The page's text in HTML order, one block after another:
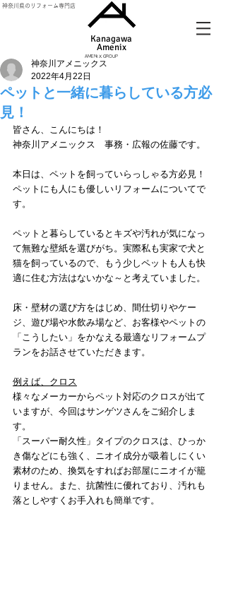
神奈川県のリフォーム専門店
Kanagawa
Amenix​
AMENIX GROUP
ペットと一緒に暮らしている方必
見！
神奈川アメニックス
2022年4月22日
皆さん、こんにちは！
神奈川アメニックス　事務・広報の佐藤です。
本日は、ペットを飼っていらっしゃる方必見！
ペットにも人にも優しいリフォームについてで
す。
ペットと暮らしているとキズや汚れが気になっ
て無難な壁紙を選びがち。実際私も実家で犬と
猫を飼っているので、もう少しペットも人も快
適に住む方法はないかな～と考えていました。
床・壁材の選び方をはじめ、間仕切りやケー
ジ、遊び場や水飲み場など、お客様やペットの
「こうしたい」をかなえる最適なリフォームプ
ランをお話させていただきます。
例えば、クロス
様々なメーカーからペット対応のクロスが出て
いますが、今回はサンゲツさんをご紹介しま
す。
「スーパー耐久性」タイプのクロスは、ひっか
き傷などにも強く、ニオイ成分が吸着しにくい
素材のため、換気をすればお部屋にニオイが籠
りません。また、抗菌性に優れており、汚れも
落としやすくお手入れも簡単です。